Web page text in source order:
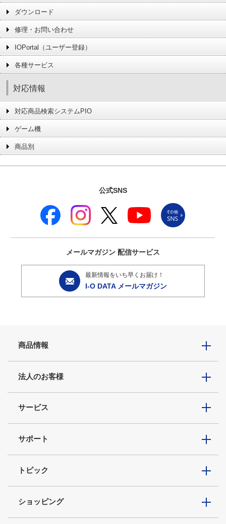
ダウンロード
修理・お問い合わせ
IOPortal（ユーザー登録）
各種サービス
対応情報
対応商品検索システムPIO
ゲーム機
商品別
公式SNS
メールマガジン 配信サービス
最新情報をいち早くお届け！
I-O DATA メールマガジン
商品情報
法人のお客様
サービス
サポート
トピック
ショッピング